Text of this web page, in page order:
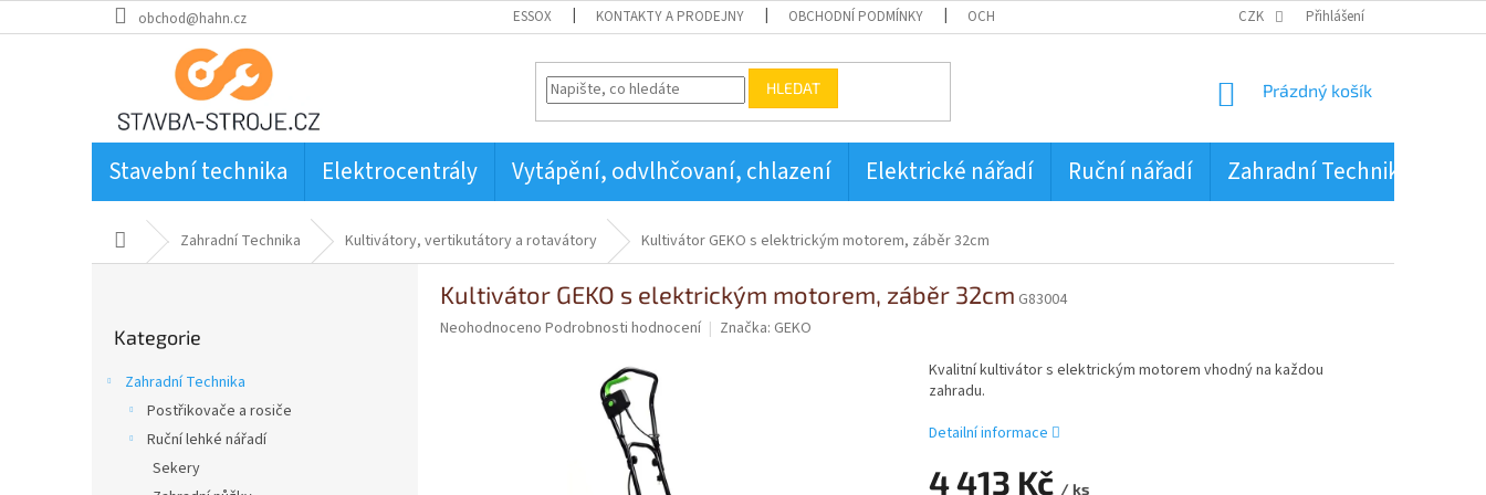
na
obchod@hahn.cz ESSOX KONTAKTY A PRODEJNY OBCHODNÍ PODMÍNKY OCHRANA OSOBNÍCH ÚDAJŮ CZK Přihlášení
HLEDAT
NÁKUPNÍ
Prázdný košík
Stavební technika Elektrocentrály Vytápění, odvlhčovaní, chlazení Elektrické nářadí Ruční nářadí Zahradní Technika
Domů Zahradní Technika Kultivátory, vertikutátory a rotavátory Kultivátor GEKO s elektrickým motorem, záběr 32cm
kategorie
Kategorie
Zahradní Technika
Postřikovače a rosiče
Ruční lehké nářadí
Sekery
Kultivátor GEKO s elektrickým motorem, záběr 32cm G83004
Průměrné
Neohodnoceno Podrobnosti hodnocení Značka: GEKO
4 413 Kč / ks
Kvalitní kultivátor s elektrickým motorem vhodný na každou
zahradu.
Detailní informace